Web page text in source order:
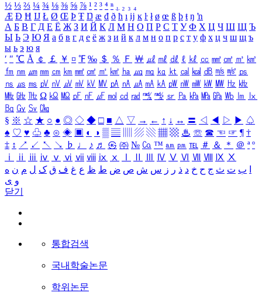
½ ⅓ ⅔ ¼ ¾ ⅛ ⅜ ⅝ ⅞ ¹ ² ³ ⁴ ⁿ ₁ ₂ ₃ ₄
Æ Ð Ħ Ĳ Ł Ø Œ Þ Ŧ Ŋ æ đ ð ħ ı ĳ ĸ ŀ ł ø œ ß þ ŧ ŋ ŉ
А Б В Г Д Е Ё Ж З И Й К Л М Н О П Р С Т У Ф Х Ц Ч Ш Щ Ъ
Ы Ь Э Ю Я а б в г д е ё ж з и й к л м н о п р с т у ф х ц ч ш щ ъ
ы ь э ю я
′ ″ ℃ Å ￠ ￡ ￥ ¤ ℉ ‰ ＄ ％ Ｆ ￦ ㎕ ㎖ ㎗ ℓ ㎘ ㏄ ㎣ ㎤ ㎥ ㎦
㎙ ㎚ ㎛ ㎜ ㎝ ㎞ ㎟ ㎠ ㎡ ㎢ ㏊ ㎍ ㎎ ㎏ ㏏ ㎈ ㎉ ㏈ ㎧ ㎨ ㎰
㎱ ㎲ ㎳ ㎴ ㎵ ㎶ ㎷ ㎸ ㎹ ㎀ ㎁ ㎂ ㎃ ㎄ ㎺ ㎻ ㎽ ㎾ ㎿ ㎐ ㎑
㎒ ㎓ ㎔ Ω ㏀ ㏁ ㎊ ㎋ ㎌ ㏖ ㏅ ㎭ ㎮ ㎯ ㏛ ㎩ ㎪ ㎫ ㎬ ㏝ ㏐
㏓
㏃ ㏉ ㏜ ㏆
§ ※ ☆ ★ ○ ● ◎ ◇ ◆ □ ■ △ ▽ → ← ↑ ↓ ↔ 〓 ◁ ◀ ▷ ▶ ♤
♠ ♡ ♥ ♧ ♣ ⊙ ◈ ▣ ◐ ◑ ▒ ▤ ▨ ▧ ▦ ▩ ♨ ☏ ☎ ☜ ☞ ¶ †
‡ ↕ ↗ ↙ ↖ ↘ ♭ ♩ ♪ ♬ ㉿ ㈜ № ㏇ ™ ㏂ ㏘ ℡ ＃ ＆ ＊ ＠ ª º
ⅰ
ⅱ ⅲ ⅳ ⅴ ⅵ ⅶ ⅷ ⅸ ⅹ Ⅳ Ⅴ Ⅵ Ⅶ Ⅷ Ⅸ Ⅹ
ب ت ث ج ح خ د ذ ر ز س ش ص ض ط ظ ع غ ف ق ک ل م ن ه
و ی
닫기
통합검색
국내학술논문
학위논문